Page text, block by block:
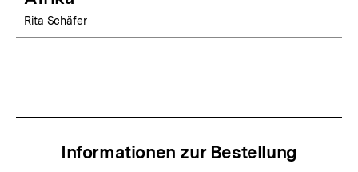
Rita Schäfer
Informationen zur Bestellung